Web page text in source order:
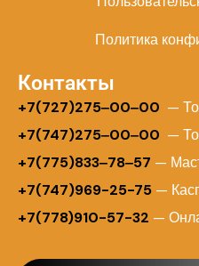
Политика
Контакты
+7(727)275‒00‒00 —
+7(747)275‒00‒00 —
+7(775)833‒78‒57 —
+7(747)969-25-75 —
+7(778)910-57-32 —